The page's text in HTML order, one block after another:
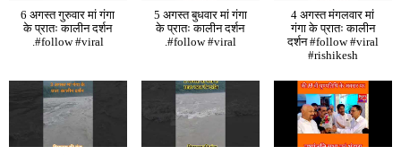
6 अगस्त गुरुवार मां गंगा
के प्रातः कालीन दर्शन
.#follow #viral
5 अगस्त बुधवार मां गंगा
के प्रातः कालीन दर्शन
.#follow #viral
4 अगस्त मंगलवार मां
गंगा के प्रातः कालीन
दर्शन #follow #viral
#rishikesh